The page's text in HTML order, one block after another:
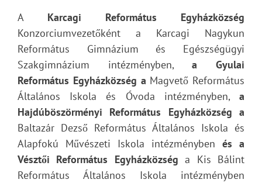
A Karcagi Református Egyházközség
Konzorciumvezetőként a Karcagi Nagykun
Református Gimnázium és Egészségügyi
Szakgimnázium intézményben,a Gyulai
Református Egyházközség a Magvető Református
Általános Iskola és Óvoda intézményben, a
Hajdúböszörményi Református Egyházközség a
Baltazár Dezső Református Általános Iskola és
Alapfokú Művészeti Iskola intézményben és a
Vésztői Református Egyházközséga Kis Bálint
Református Általános Iskola intézményben